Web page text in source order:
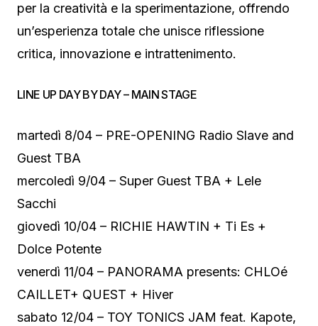
per la creatività e la sperimentazione, offrendo
un’esperienza totale che unisce riflessione
critica, innovazione e intrattenimento.
LINE UP DAY BY DAY – MAIN STAGE
martedì 8/04 – PRE-OPENING Radio Slave and
Guest TBA
mercoledì 9/04 – Super Guest TBA + Lele
Sacchi
giovedì 10/04 – RICHIE HAWTIN + Ti Es +
Dolce Potente
venerdì 11/04 – PANORAMA presents: CHLOé
CAILLET+ QUEST + Hiver
sabato 12/04 – TOY TONICS JAM feat. Kapote,